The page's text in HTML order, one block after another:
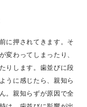
に押されてきます。そ
変わってしまったり、
りします。歯並びに段
うに感じたら、親知ら
。親知らずが原因で全